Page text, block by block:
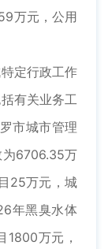
万元，公用
定行政工作
有关业务工
市城市管理
为6706.35万
25万元，城
年黑臭水体
1800万元，